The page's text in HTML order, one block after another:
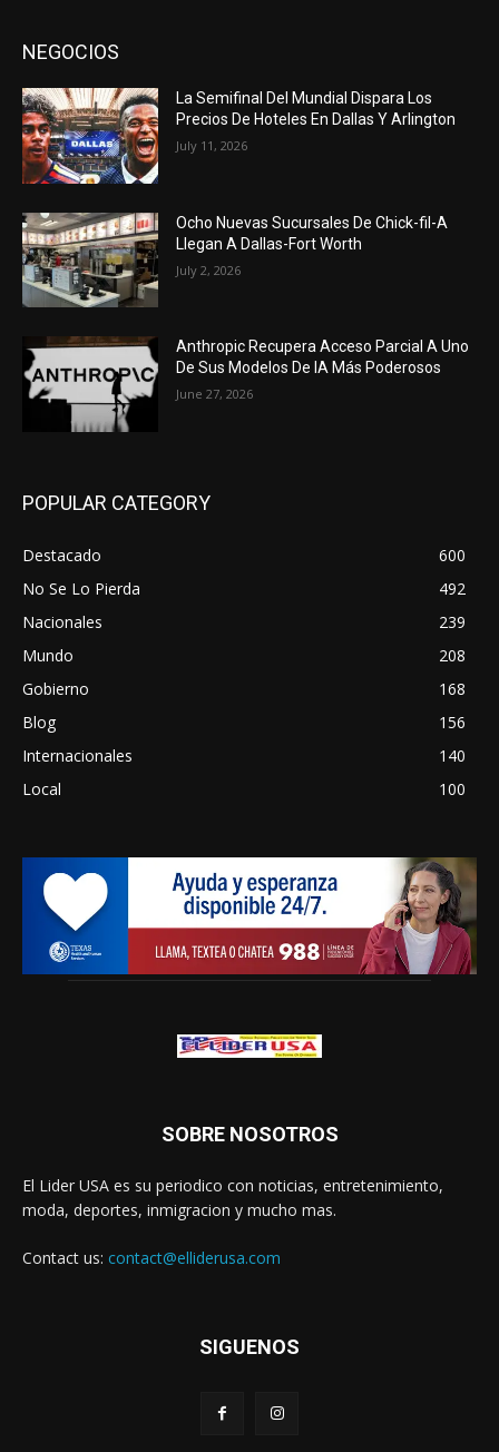
NEGOCIOS
La Semifinal Del Mundial Dispara Los
Precios De Hoteles En Dallas Y Arlington
July 11, 2026
Ocho Nuevas Sucursales De Chick-fil-A
Llegan A Dallas-Fort Worth
July 2, 2026
Anthropic Recupera Acceso Parcial A Uno
De Sus Modelos De IA Más Poderosos
June 27, 2026
POPULAR CATEGORY
Destacado
600
No Se Lo Pierda
492
Nacionales
239
Mundo
208
Gobierno
168
Blog
156
Internacionales
140
Local
100
SOBRE NOSOTROS
El Lider USA es su periodico con noticias, entretenimiento,
moda, deportes, inmigracion y mucho mas.
Contact us: contact@elliderusa.com
SIGUENOS